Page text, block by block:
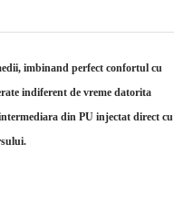
imbinand perfect confortul cu
indiferent de vreme datorita
din PU injectat direct cu